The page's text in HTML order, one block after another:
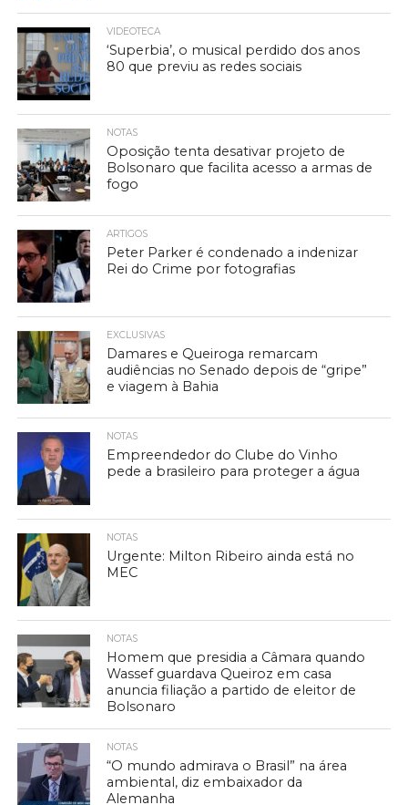
VIDEOTECA
‘Superbia’, o musical perdido dos anos
80 que previu as redes sociais
NOTAS
Oposição tenta desativar projeto de
Bolsonaro que facilita acesso a armas de
fogo
ARTIGOS
Peter Parker é condenado a indenizar
Rei do Crime por fotografias
EXCLUSIVAS
Damares e Queiroga remarcam
audiências no Senado depois de “gripe”
e viagem à Bahia
NOTAS
Empreendedor do Clube do Vinho
pede a brasileiro para proteger a água
NOTAS
Urgente: Milton Ribeiro ainda está no
MEC
NOTAS
Homem que presidia a Câmara quando
Wassef guardava Queiroz em casa
anuncia filiação a partido de eleitor de
Bolsonaro
NOTAS
“O mundo admirava o Brasil” na área
ambiental, diz embaixador da
Alemanha